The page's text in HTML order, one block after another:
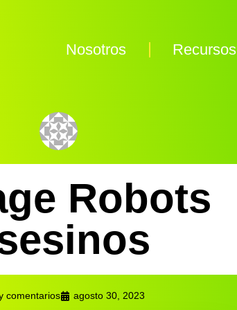
Nosotros Recursos
Robots
comentarios agosto 30, 2023